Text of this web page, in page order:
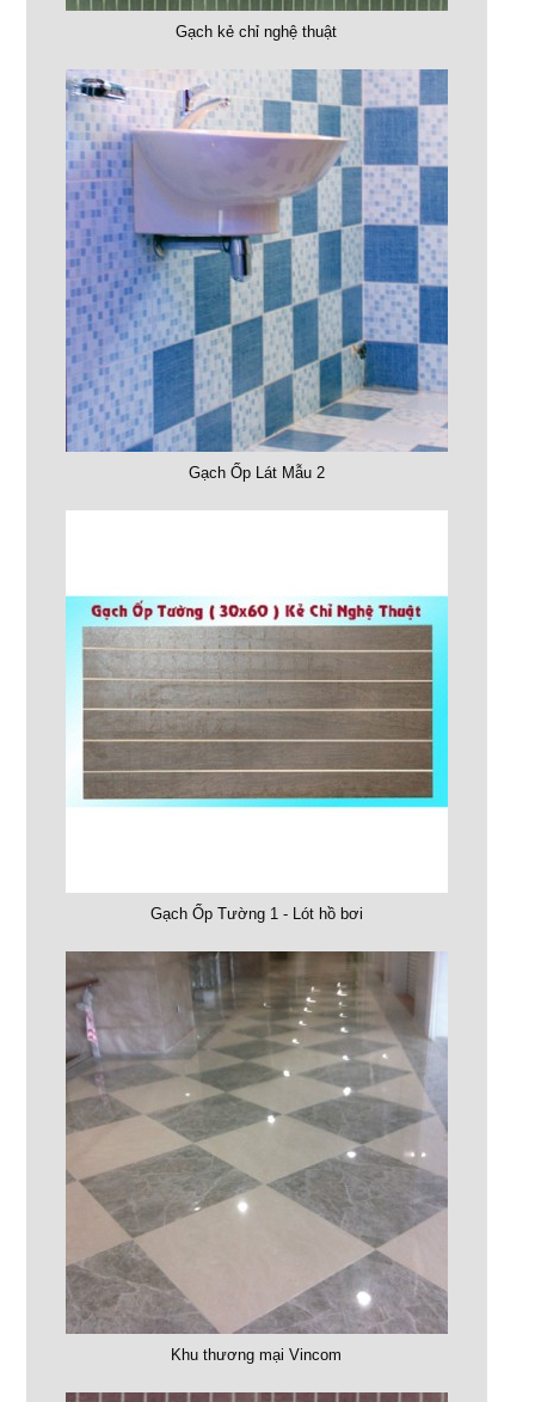
Gạch kẻ chỉ nghệ thuật
Gạch Ốp Lát Mẫu 2
Gạch Ốp Tường 1 - Lót hồ bơi
Khu thương mại Vincom